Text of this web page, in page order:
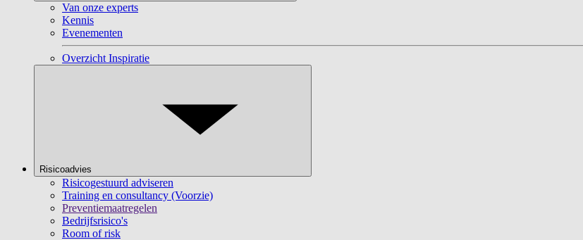
Van onze experts
Kennis
Evenementen
Overzicht Inspiratie
Risicoadvies
Risicogestuurd adviseren
Training en consultancy (Voorzie)
Preventiemaatregelen
Bedrijfsrisico's
Room of risk